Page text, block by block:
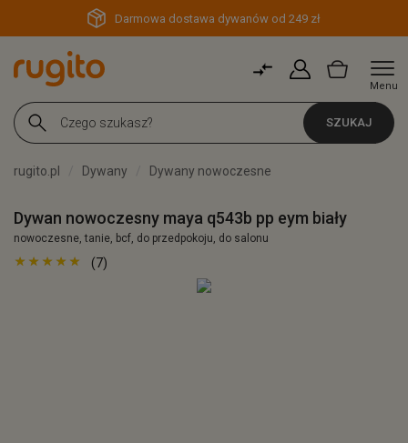
Darmowa dostawa dywanów od 249 zł
Menu
SZUKAJ
rugito.pl Dywany Dywany nowoczesne
Dywan nowoczesny maya q543b pp eym biały
nowoczesne, tanie, bcf, do przedpokoju, do salonu
(7)